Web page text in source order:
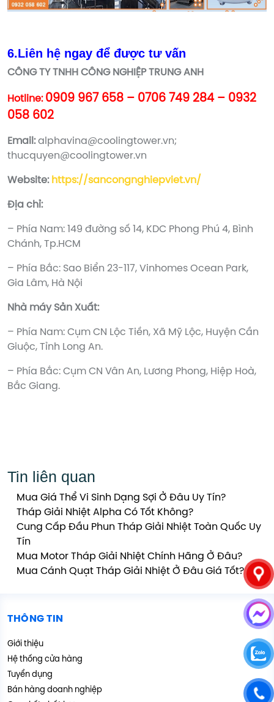
6.Liên hệ ngay để được tư vấn
CÔNG TY TNHH CÔNG NGHIỆP TRUNG ANH
Hotline: 0909 967 658 – 0706 749 284 – 0932
058 602
Email:alphavina@coolingtower.vn;
thucquyen@coolingtower.vn
Website: https://sancongnghiepviet.vn/
Địa chỉ:
– Phía Nam: 149 đường số 14, KDC Phong Phú 4, Bình
Chánh, Tp.HCM
– Phía Bắc: Sao Biển 23-117, Vinhomes Ocean Park,
Gia Lâm, Hà Nội
Nhà máy Sản Xuất:
– Phía Nam: Cụm CN Lộc Tiền, Xã Mỹ Lộc, Huyện Cần
Giuộc, Tỉnh Long An.
– Phía Bắc: Cụm CN Vân An, Lương Phong, Hiệp Hoà,
Bắc Giang.
Tin liên quan
Mua Giá Thể Vi Sinh Dạng Sợi Ở Đâu Uy Tín?
Tháp Giải Nhiệt Alpha Có Tốt Không?
Cung Cấp Đầu Phun Tháp Giải Nhiệt Toàn Quốc Uy
Tín
Mua Motor Tháp Giải Nhiệt Chính Hãng Ở Đâu?
Mua Cánh Quạt Tháp Giải Nhiệt Ở Đâu Giá Tốt?
THÔNG TIN
Giới thiệu
Hệ thống cửa hàng
Tuyển dụng
Bán hàng doanh nghiệp